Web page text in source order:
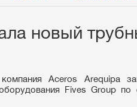
новый
компания Aceros Arequipa
Fives Group по